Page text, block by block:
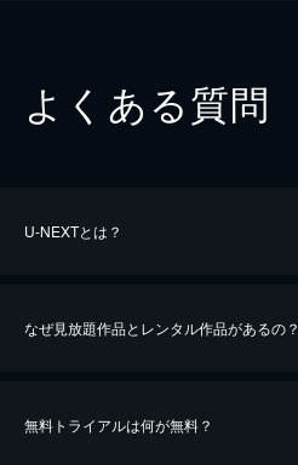
よくある質問
U-NEXTとは？
なぜ見放題作品とレンタル作品があるの？
無料トライアルは何が無料？